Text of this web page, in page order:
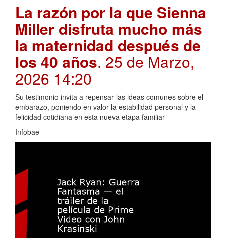
La razón por la que Sienna
Miller disfruta mucho más
la maternidad después de
los 40 años. 25 de Marzo,
2026 14:20
Su testimonio invita a repensar las ideas comunes sobre el
embarazo, poniendo en valor la estabilidad personal y la
felicidad cotidiana en esta nueva etapa familiar
Infobae